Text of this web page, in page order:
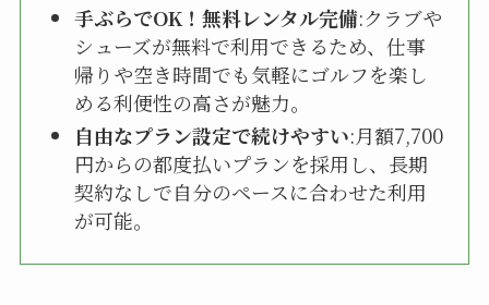
手ぶらでOK！無料レンタル完備:クラブや
シューズが無料で利用できるため、仕事
帰りや空き時間でも気軽にゴルフを楽し
める利便性の高さが魅力。
自由なプラン設定で続けやすい:月額7,700
円からの都度払いプランを採用し、長期
契約なしで自分のペースに合わせた利用
が可能。